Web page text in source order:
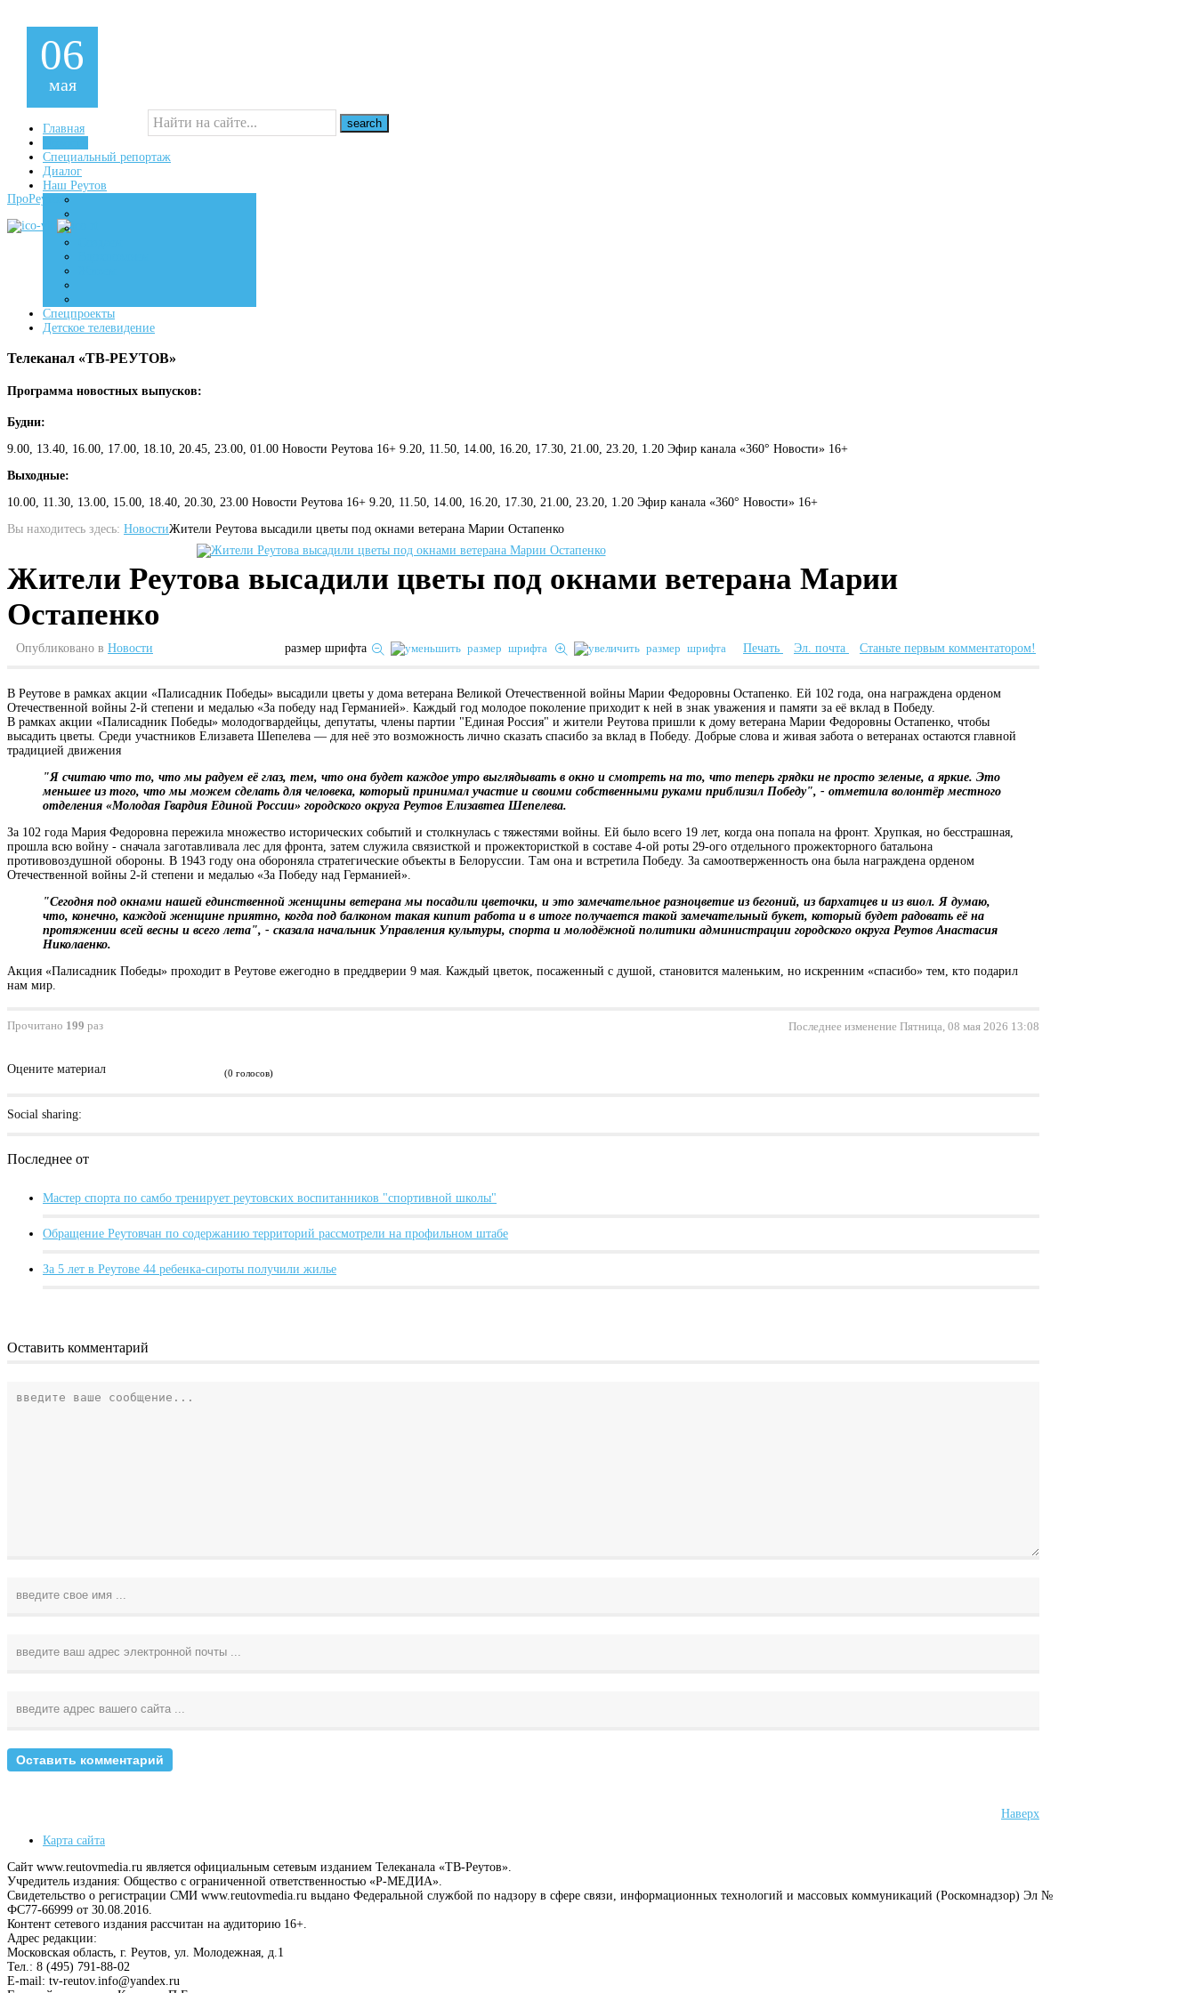
16+
ПроРеутов
Главная
Специальный репортаж
Диалог
Наш Реутов
Спецпроекты
Детское телевидение
Телеканал «ТВ-РЕУТОВ»
Программа новостных выпусков:
Будни:
9.00, 13.40, 16.00, 17.00, 18.10, 20.45, 23.00, 01.00 Новости Реутова 16+ 9.20, 11.50, 14.00, 16.20, 17.30, 21.00, 23.20, 1.20 Эфир канала «360° Новости» 16+
Выходные:
10.00, 11.30, 13.00, 15.00, 18.40, 20.30, 23.00 Новости Реутова 16+ 9.20, 11.50, 14.00, 16.20, 17.30, 21.00, 23.20, 1.20 Эфир канала «360° Новости» 16+
Вы находитесь здесь: НовостиЖители Реутова высадили цветы под окнами ветерана Марии Остапенко
06
мая
Жители Реутова высадили цветы под окнами ветерана Марии
Остапенко
Опубликовано в Новости размер шрифта Печать Эл. почта Станьте первым комментатором!
В Реутове в рамках акции «Палисадник Победы» высадили цветы у дома ветерана Великой Отечественной войны Марии Федоровны Остапенко. Ей 102 года, она награждена орденом
Отечественной войны 2-й степени и медалью «За победу над Германией». Каждый год молодое поколение приходит к ней в знак уважения и памяти за её вклад в Победу.
В рамках акции «Палисадник Победы» молодогвардейцы, депутаты, члены партии "Единая Россия" и жители Реутова пришли к дому ветерана Марии Федоровны Остапенко, чтобы
высадить цветы. Среди участников Елизавета Шепелева — для неё это возможность лично сказать спасибо за вклад в Победу. Добрые слова и живая забота о ветеранах остаются главной
традицией движения
"Я считаю что то, что мы радуем её глаз, тем, что она будет каждое утро выглядывать в окно и смотреть на то, что теперь грядки не просто зеленые, а яркие. Это
меньшее из того, что мы можем сделать для человека, который принимал участие и своими собственными руками приблизил Победу", - отметила волонтёр местного
отделения «Молодая Гвардия Единой России» городского округа Реутов Елизавтеа Шепелева.
За 102 года Мария Федоровна пережила множество исторических событий и столкнулась с тяжестями войны. Ей было всего 19 лет, когда она попала на фронт. Хрупкая, но бесстрашная,
прошла всю войну - сначала заготавливала лес для фронта, затем служила связисткой и прожектористкой в составе 4-ой роты 29-ого отдельного прожекторного батальона
противовоздушной обороны. В 1943 году она обороняла стратегические объекты в Белоруссии. Там она и встретила Победу. За самоотверженность она была награждена орденом
Отечественной войны 2-й степени и медалью «За Победу над Германией».
"Сегодня под окнами нашей единственной женщины ветерана мы посадили цветочки, и это замечательное разноцветие из бегоний, из бархатцев и из виол. Я думаю,
что, конечно, каждой женщине приятно, когда под балконом такая кипит работа и в итоге получается такой замечательный букет, который будет радовать её на
протяжении всей весны и всего лета", - сказала начальник Управления культуры, спорта и молодёжной политики администрации городского округа Реутов Анастасия
Николаенко.
Акция «Палисадник Победы» проходит в Реутове ежегодно в преддверии 9 мая. Каждый цветок, посаженный с душой, становится маленьким, но искренним «спасибо» тем, кто подарил
нам мир.
Прочитано 199 раз Последнее изменение Пятница, 08 мая 2026 13:08
Оцените материал (0 голосов)
Social sharing:
Последнее от
Мастер спорта по самбо тренирует реутовских воспитанников "спортивной школы"
Обращение Реутовчан по содержанию территорий рассмотрели на профильном штабе
За 5 лет в Реутове 44 ребенка-сироты получили жилье
Оставить комментарий
Наверх
Карта сайта
Сайт www.reutovmedia.ru является официальным сетевым изданием Телеканала «ТВ-Реутов».
Учредитель издания: Общество с ограниченной ответственностью «Р-МЕДИА».
Свидетельство о регистрации СМИ www.reutovmedia.ru выдано Федеральной службой по надзору в сфере связи, информационных технологий и массовых коммуникаций (Роскомнадзор) Эл №
ФС77-66999 от 30.08.2016.
Контент сетевого издания рассчитан на аудиторию 16+.
Адрес редакции:
Московская область, г. Реутов, ул. Молодежная, д.1
Тел.: 8 (495) 791-88-02
E-mail: tv-reutov.info@yandex.ru